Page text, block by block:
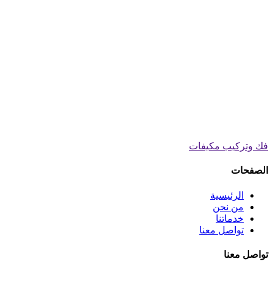
فك وتركيب مكيفات
الصفحات
الرئيسية
من نحن
خدماتنا
تواصل معنا
تواصل معنا